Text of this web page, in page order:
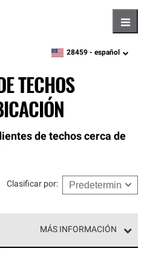
zipcode,language
28459 - español
TECHOS
de techos cerca de
Clasificar por:
MÁS INFORMACIÓN